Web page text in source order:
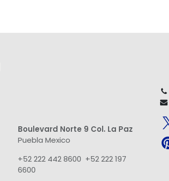
Boulevard Norte 9 Col. La Paz
Puebla Mexico
+52 222 442 8600 +52 222 197
6600